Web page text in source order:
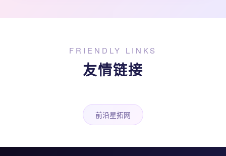
FRIENDLY LINKS
友情链接
前沿星拓网